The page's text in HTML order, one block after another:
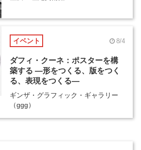
イベント 8/4
ダフィ・クーネ：ポスターを構
築する ―形をつくる、版をつく
る、表現をつくる―
ギンザ・グラフィック・ギャラリー
（ggg）